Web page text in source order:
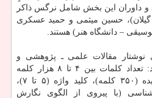
داوران این بخش شامل نرگس ذاکر
حسین میثمی و حمید عسکری
– دانشگاه هنر) هستند.
نوشتار مقالات علمی ـ پژوهشی و
خصوصیت های زیر تبعیت کند: تعداد کلمات بین ۴ تا ۸ هزار کلمه
باشد، مقالات باید دارای چکیده (۳۵۰ کلمه)، کلید واژه (۵ تا ۷)،
(با پیروی از الگوی نگارش